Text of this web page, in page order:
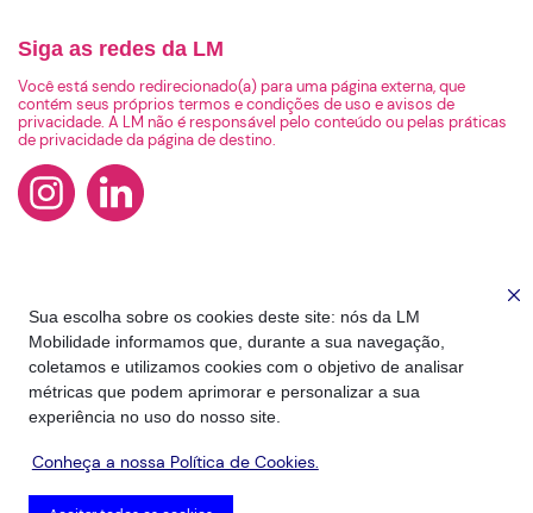
Sua escolha sobre os cookies deste site: nós da LM
Mobilidade informamos que, durante a sua navegação,
coletamos e utilizamos cookies com o objetivo de analisar
métricas que podem aprimorar e personalizar a sua
experiência no uso do nosso site.
Conheça a nossa Política de Cookies.
Siga as redes da LM
Você está sendo redirecionado(a) para uma página externa, que
contém seus próprios termos e condições de uso e avisos de
privacidade. A LM não é responsável pelo conteúdo ou pelas práticas
de privacidade da página de destino.